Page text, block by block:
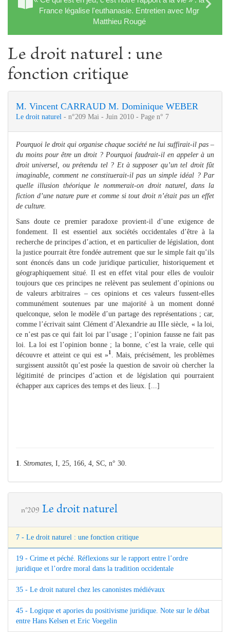
France légalise l'euthanasie. Entretien avec Mgr
Matthieu Rougé
Le droit naturel : une
fonction critique
M. Vincent CARRAUD M. Dominique WEBER
Le droit naturel - n°209 Mai - Juin 2010 - Page n° 7
Pourquoi le droit qui organise chaque société ne lui suffirait-il pas –
du moins pour être un droit ? Pourquoi faudrait-il en appeler à un
droit universel, ou prétendu tel ? Et à supposer qu’un tel droit fût
imaginable, comment ne constituerait-il pas un simple idéal ? Par
quelle illusion théorique le nommerait-on droit naturel, dans la
fiction d’une nature pure et comme si tout droit n’était pas un effet
de culture.
Sans doute ce premier paradoxe provient-il d’une exigence de
fondement. Il est essentiel aux sociétés occidentales d’être à la
recherche de principes d’action, et en particulier de législation, dont
la justice pourrait être fondée autrement que sur le simple fait qu’ils
sont énoncés dans un code juridique particulier, historiquement et
géographiquement situé. Il est en effet vital pour elles de vouloir
toujours que ces principes ne relèvent pas seulement d’opinions ou
de valeurs arbitraires – ces opinions et ces valeurs fussent-elles
communément soutenues par une majorité à un moment donné
quelconque, selon le modèle d’un partage des représentations ; car,
comme l’écrivait saint Clément d’Alexandrie au IIIe siècle, « la loi,
ce n’est pas ce qui fait loi par l’usage ; l’opinion fausse ne fait pas
loi. La loi est l’opinion bonne ; la bonne, c’est la vraie, celle qui
découvre et atteint ce qui est »1
. Mais, précisément, les problèmes
surgissent aussitôt qu’est posée la question de savoir où chercher la
légitimité de principes d’action et de législation qui pourraient
échapper aux caprices des temps et des lieux. [...]
1 Stromates , I, 25, 166, 4, SC, n° 30.
n°209 Le droit naturel
7 - Le droit naturel : une fonction critique
19 - Crime et péché. Réflexions sur le rapport entre l’ordre
juridique et l’ordre moral dans la tradition occidentale
35 - Le droit naturel chez les canonistes médiévaux
45 - Logique et apories du positivisme juridique. Note sur le débat
entre Hans Kelsen et Eric Voegelin